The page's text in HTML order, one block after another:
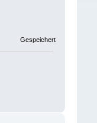
Gespeichert